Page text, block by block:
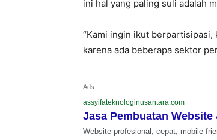
ini hal yang paling suli adalah
“Kami ingin ikut berpartisipasi,
karena ada beberapa sektor
Ads
assyifateknologinusantara.com
Jasa Pembuatan
Website profesional, cepat, mobile-